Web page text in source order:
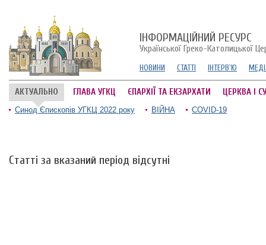
ІНФОРМАЦІЙНИЙ РЕСУРС
Української Греко-Католицької
НОВИНИ СТАТТІ ІНТЕРВ'Ю
АКТУАЛЬНО ГЛАВА УГКЦ ЄПАРХІЇ ТА ЕКЗАРХАТИ ЦЕРКВА І
Синод Єпископів УГКЦ 2022 року ВІЙНА COVID-19
Статті за вказаний період відсутні